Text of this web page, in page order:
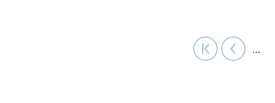
First page
|‹
Previous
‹‹
…